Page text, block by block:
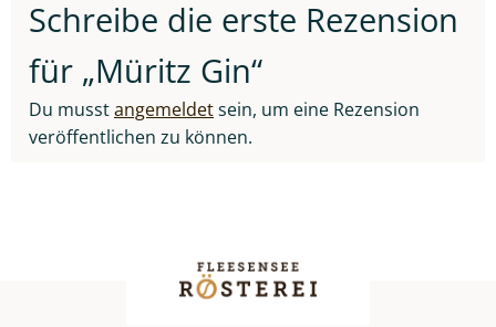
Schreibe die erste Rezension
für „Müritz Gin“
Du musstangemeldetsein, um eine Rezension
veröffentlichen zu können.